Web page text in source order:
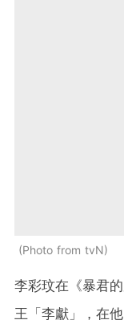
Photo from tvN
李彩玟在《暴君
王「李獻」，在